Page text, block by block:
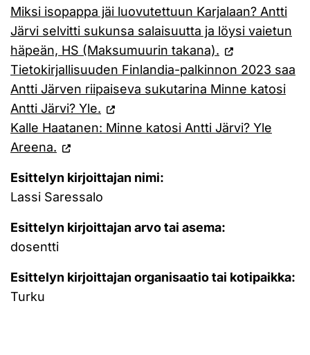
Miksi isopappa jäi luovutettuun Karjalaan? Antti
Järvi selvitti sukunsa salaisuutta ja löysi vaietun
häpeän, HS (Maksumuurin takana).
Tietokirjallisuuden Finlandia-palkinnon 2023 saa
Antti Järven riipaiseva sukutarina Minne katosi
Antti Järvi? Yle.
Kalle Haatanen: Minne katosi Antti Järvi? Yle
Areena.
Esittelyn kirjoittajan nimi:
Lassi Saressalo
Esittelyn kirjoittajan arvo tai asema:
dosentti
Esittelyn kirjoittajan organisaatio tai kotipaikka:
Turku